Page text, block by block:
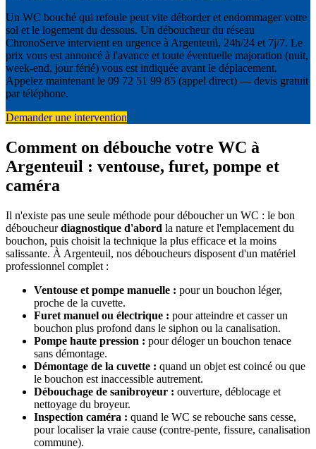
Un WC bouché qui refoule peut vite déborder et endommager votre
sol et le logement du dessous. Un déboucheur du réseau
ChronoServe intervient en urgence à Argenteuil, 24h/24 et 7j/7. Le
prix vous est annoncé à l'avance et toute éventuelle majoration (nuit,
week-end, jour férié) vous est indiquée avant le déplacement.
Appelez maintenant le 09 72 51 99 85 (appel direct) — devis gratuit
par téléphone.
Demander une intervention
Comment on débouche votre WC à
Argenteuil : ventouse, furet, pompe et
caméra
Il n'existe pas une seule méthode pour déboucher un WC : le bon
déboucheurdiagnostique d'abord la nature et l'emplacement du
bouchon, puis choisit la technique la plus efficace et la moins
salissante. À Argenteuil, nos déboucheurs disposent d'un matériel
professionnel complet :
Ventouse et pompe manuelle : pour un bouchon léger,
proche de la cuvette.
Furet manuel ou électrique : pour atteindre et casser un
bouchon plus profond dans le siphon ou la canalisation.
Pompe haute pression : pour déloger un bouchon tenace
sans démontage.
Démontage de la cuvette : quand un objet est coincé ou que
le bouchon est inaccessible autrement.
Débouchage de sanibroyeur : ouverture, déblocage et
nettoyage du broyeur.
Inspection caméra : quand le WC se rebouche sans cesse,
pour localiser la vraie cause (contre-pente, fissure, canalisation
commune).